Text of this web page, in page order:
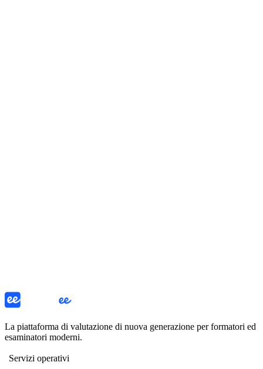
La piattaforma di valutazione di nuova generazione per formatori ed
esaminatori moderni.
Servizi operativi